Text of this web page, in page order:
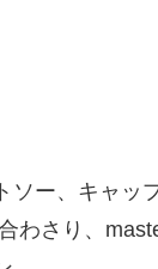
ー、キャッ
わさり、